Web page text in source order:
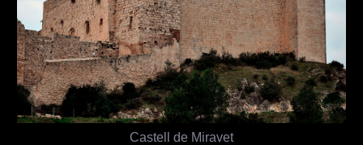
Castell de Miravet